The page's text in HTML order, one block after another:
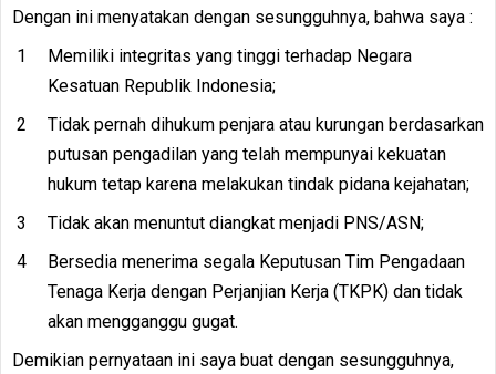
Dengan ini menyatakan dengan sesungguhnya, bahwa saya :
Memiliki integritas yang tinggi terhadap Negara
Kesatuan Republik Indonesia;
Tidak pernah dihukum penjara atau kurungan berdasarkan
putusan pengadilan yang telah mempunyai kekuatan
hukum tetap karena melakukan tindak pidana kejahatan;
Tidak akan menuntut diangkat menjadi PNS/ASN;
Bersedia menerima segala Keputusan Tim Pengadaan
Tenaga Kerja dengan Perjanjian Kerja (TKPK) dan tidak
akan mengganggu gugat.
Demikian pernyataan ini saya buat dengan sesungguhnya,